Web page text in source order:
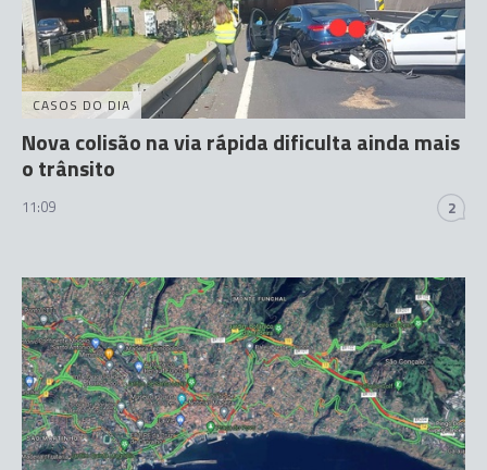
CASOS DO DIA
Nova colisão na via rápida dificulta ainda mais
o trânsito
11:09 2